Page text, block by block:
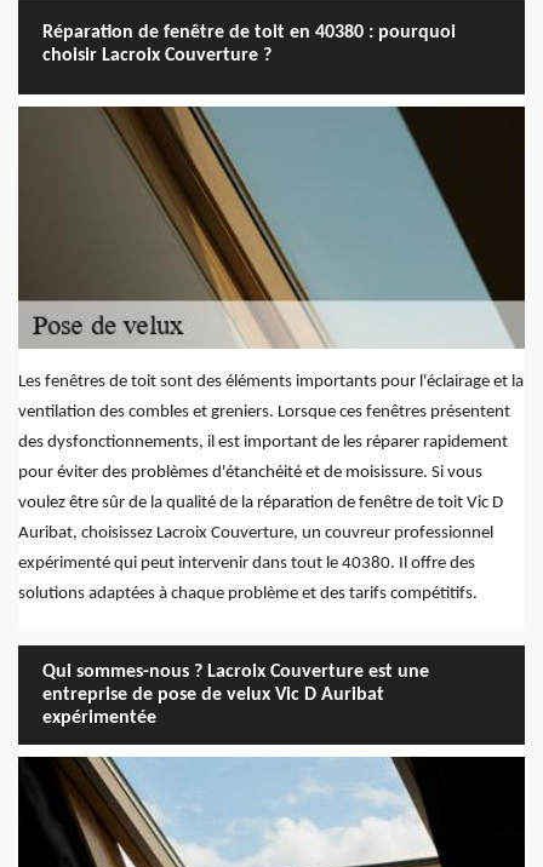
Réparation de fenêtre de toit en 40380 : pourquoi
choisir Lacroix Couverture ?
Les fenêtres de toit sont des éléments importants pour l'éclairage et la
ventilation des combles et greniers. Lorsque ces fenêtres présentent
des dysfonctionnements, il est important de les réparer rapidement
pour éviter des problèmes d'étanchéité et de moisissure. Si vous
voulez être sûr de la qualité de la réparation de fenêtre de toit Vic D
Auribat, choisissez Lacroix Couverture, un couvreur professionnel
expérimenté qui peut intervenir dans tout le 40380. Il offre des
solutions adaptées à chaque problème et des tarifs compétitifs.
Qui sommes-nous ? Lacroix Couverture est une
entreprise de pose de velux Vic D Auribat
expérimentée